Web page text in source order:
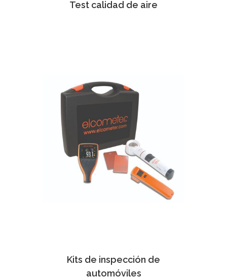
Test calidad de aire
Kits de inspección de
automóviles